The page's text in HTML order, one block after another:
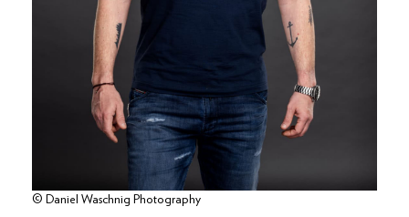
© Daniel Waschnig Photography